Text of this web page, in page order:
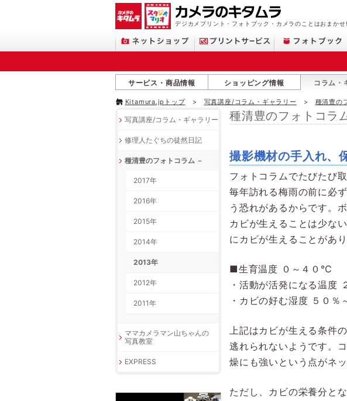
デジカメプリント・フォトブック・カメラのことはおまかせ!
サービス・商品情報 ショッピング情報 コラム・
Kitamura.jpトップ 写真講座/コラム・ギャラリー 種清豊の
種清豊のフォトコラ
撮影機材の手入れ、
フォトコラムでたびたび
毎年訪れる梅雨の前に必
う恐れがあるからです。
カビが生えることは少な
にカビが生えることがあり
■生育温度 ０～４０℃
・活動が活発になる温度
・カビの好む湿度 ５０
上記はカビが生える条件
逃れられないようです。
燥にも強いという点がネッ
ただし、カビの栄養分と
写真講座/コラム・ギャラリー
修理人たぐちの徒然日記
種清豊のフォトコラム
2017年
2016年
2015年
2014年
2013年
2012年
2011年
ママカメラマン山ちゃんの
写真教室
EXPRESS